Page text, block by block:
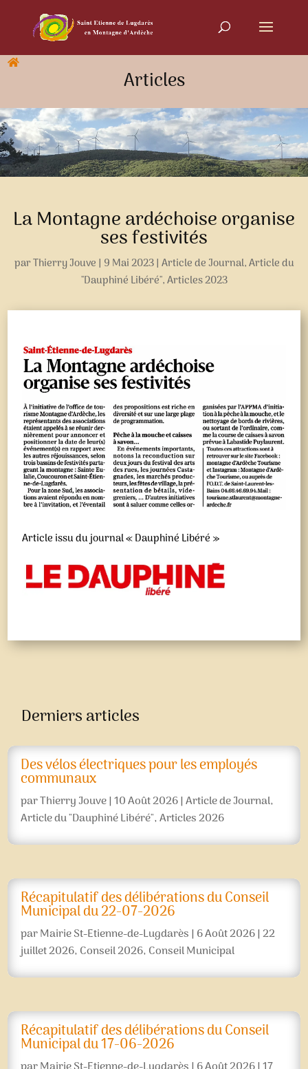
Articles
La Montagne ardéchoise organise
ses festivités
parThierry Jouve | 9 Mai 2023| Article de Journal,Article du
"Dauphiné Libéré",Articles 2023
Article issu du journal « Dauphiné Libéré »
Derniers articles
Des vélos électriques pour les employés
communaux
parThierry Jouve|10 Août 2026|Article de Journal,
Article du "Dauphiné Libéré",Articles 2026
Récapitulatif des délibérations du Conseil
Municipal du 22-07-2026
parMairie St-Etienne-de-Lugdarès| 6 Août 2026|22
juillet 2026, Conseil 2026, Conseil Municipal
Récapitulatif des délibérations du Conseil
Municipal du 17-06-2026